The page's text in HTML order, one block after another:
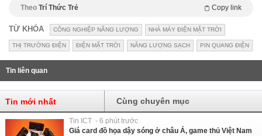
Theo Trí Thức Trẻ Copy link
TỪ KHÓA CÔNG NGHIỆP NĂNG LƯỢNG NHÀ MÁY ĐIỆN MẶT TRỜI
THỊ TRƯỜNG ĐIỆN ĐIỆN MẶT TRỜI NĂNG LƯỢNG SẠCH PIN QUANG ĐIỆN
Tin liên quan
Tin mới nhất Cùng chuyên mục
Tin ICT - 6 phút trước
Giá card đồ họa dậy sóng ở châu Á, game thủ Việt Nam